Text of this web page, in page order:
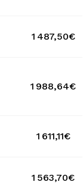
1 487,50€
1 988,64€
1 611,11€
1 563,70€